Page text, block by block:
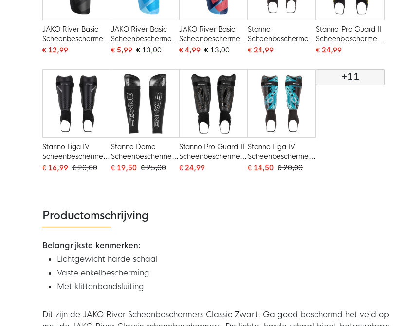
JAKO River Basic
Scheenbeschermers
Zwart
€ 12,99
JAKO River Basic
Scheenbeschermers
Lichtblauw Blauw
€ 5,99 € 13,00
JAKO River Basic
Scheenbeschermers
Lichtblauw
Lichtrood
€ 4,99 € 13,00
Stanno
Scheenbeschermers
II Zwart
€ 24,99
Stanno Pro Guard II
Scheenbeschermers
Zwart Geel
€ 24,99
Stanno Liga IV
Scheenbeschermers
Zwart
€ 16,99 € 20,00
Stanno Dome
Scheenbeschermers
Zwart Wit
€ 19,50 € 25,00
Stanno Pro Guard II
Scheenbeschermers
Zwart
€ 24,99
Stanno Liga IV
Scheenbeschermers
Zwart Blauw
€ 14,50 € 20,00
+11
Productomschrijving
Belangrijkste kenmerken:
Lichtgewicht harde schaal
Vaste enkelbescherming
Met klittenbandsluiting
Dit zijn de JAKO River Scheenbeschermers Classic Zwart. Ga goed beschermd het veld op